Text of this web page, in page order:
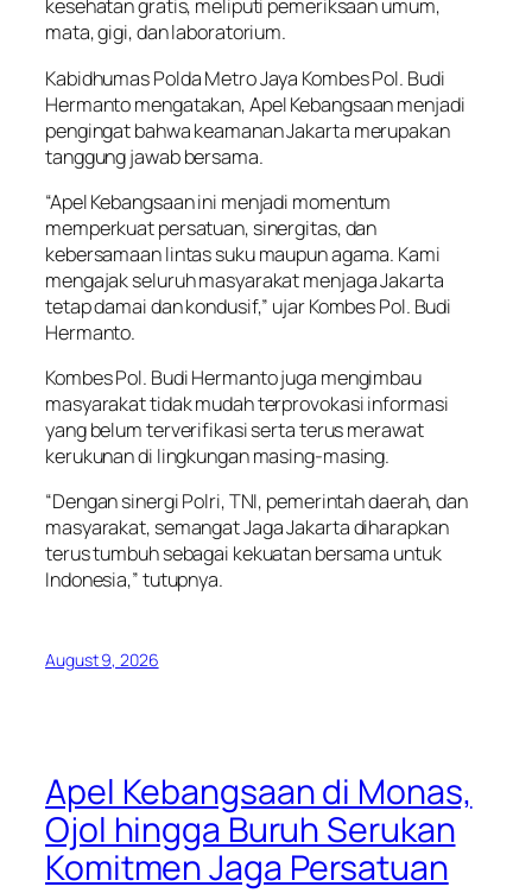
kesehatan gratis, meliputi pemeriksaan umum,
mata, gigi, dan laboratorium.
Kabidhumas Polda Metro Jaya Kombes Pol. Budi
Hermanto mengatakan, Apel Kebangsaan menjadi
pengingat bahwa keamanan Jakarta merupakan
tanggung jawab bersama.
“Apel Kebangsaan ini menjadi momentum
memperkuat persatuan, sinergitas, dan
kebersamaan lintas suku maupun agama. Kami
mengajak seluruh masyarakat menjaga Jakarta
tetap damai dan kondusif,” ujar Kombes Pol. Budi
Hermanto.
Kombes Pol. Budi Hermanto juga mengimbau
masyarakat tidak mudah terprovokasi informasi
yang belum terverifikasi serta terus merawat
kerukunan di lingkungan masing-masing.
“Dengan sinergi Polri, TNI, pemerintah daerah, dan
masyarakat, semangat Jaga Jakarta diharapkan
terus tumbuh sebagai kekuatan bersama untuk
Indonesia,” tutupnya.
August 9, 2026
Apel Kebangsaan di Monas,
Ojol hingga Buruh Serukan
Komitmen Jaga Persatuan